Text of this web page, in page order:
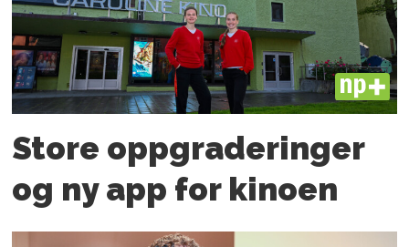
PLUS
Store oppgraderinger
og ny app for kinoen